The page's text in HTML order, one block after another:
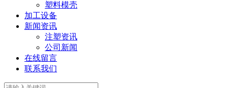
塑料模壳
加工设备
新闻资讯
注塑资讯
公司新闻
在线留言
联系我们